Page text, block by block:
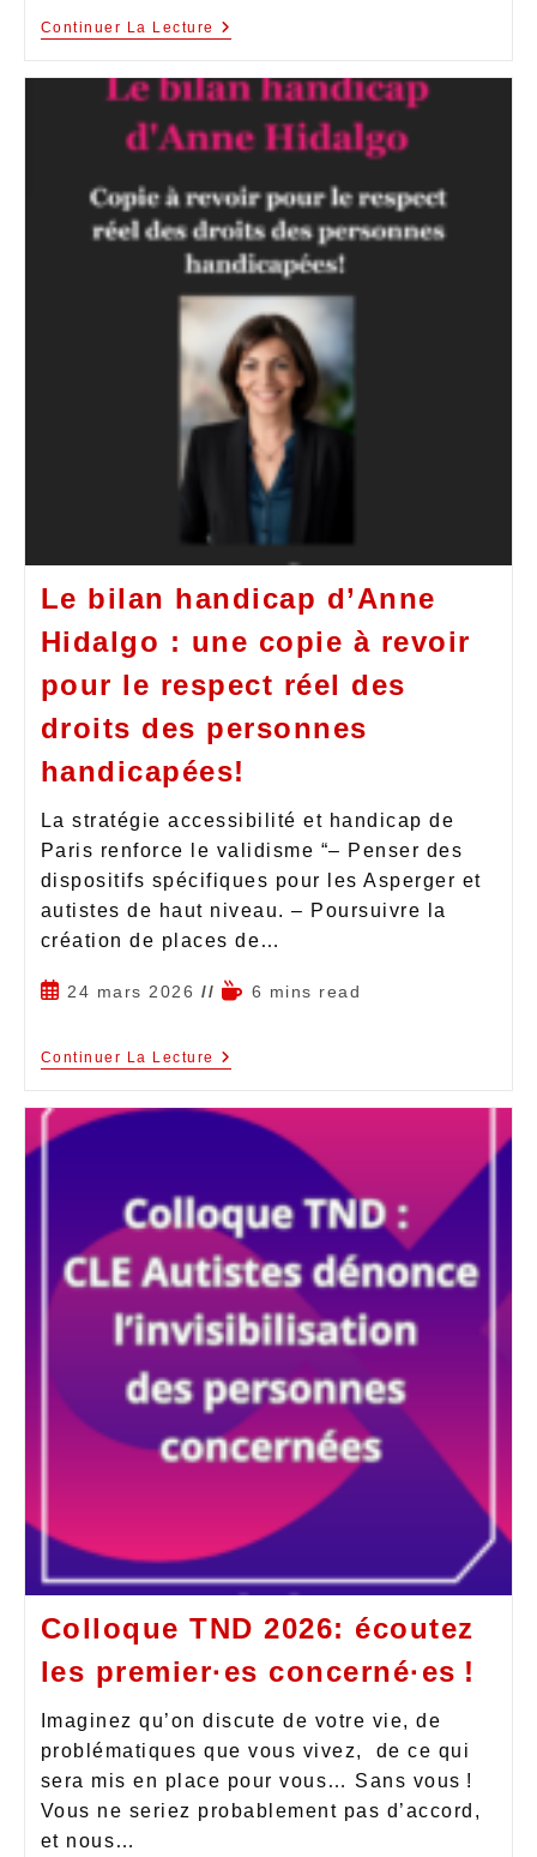
Continuer La Lecture
Le bilan handicap d’Anne
Hidalgo : une copie à revoir
pour le respect réel des
droits des personnes
handicapées!
La stratégie accessibilité et handicap de
Paris renforce le validisme “– Penser des
dispositifs spécifiques pour les Asperger et
autistes de haut niveau. – Poursuivre la
création de places de…
24 mars 2026 6 mins read
Continuer La Lecture
Colloque TND 2026: écoutez
les premier·es concerné·es !
Imaginez qu’on discute de votre vie, de
problématiques que vous vivez, de ce qui
sera mis en place pour vous… Sans vous !
Vous ne seriez probablement pas d’accord,
et nous…